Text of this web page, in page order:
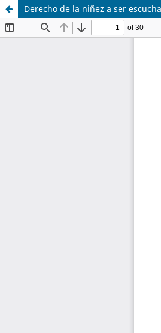
Derecho de la niñez a ser